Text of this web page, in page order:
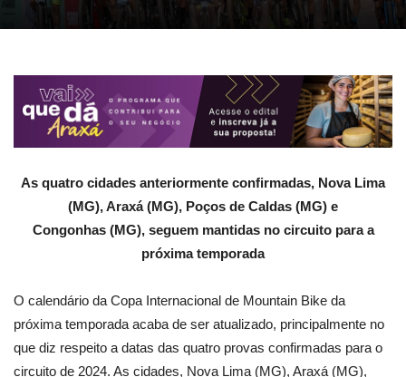
As quatro cidades anteriormente confirmadas, Nova Lima
(MG), Araxá (MG), Poços de Caldas (MG) e
Congonhas (MG), seguem mantidas no circuito para a
próxima temporada
O calendário da Copa Internacional de Mountain Bike da
próxima temporada acaba de ser atualizado, principalmente no
que diz respeito a datas das quatro provas confirmadas para o
circuito de 2024. As cidades, Nova Lima (MG), Araxá (MG),